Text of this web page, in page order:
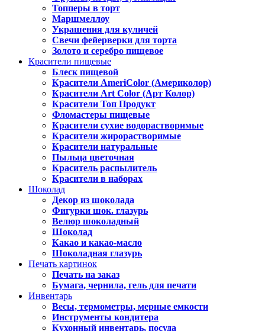
Топперы в торт
Маршмеллоу
Украшения для куличей
Свечи фейерверки для торта
Золото и серебро пищевое
Красители пищевые
Блеск пищевой
Красители AmeriColor (Америколор)
Красители Art Color (Арт Колор)
Красители Топ Продукт
Фломастеры пищевые
Красители сухие водорастворимые
Красители жирорастворимые
Красители натуральные
Пыльца цветочная
Краситель распылитель
Красители в наборах
Шоколад
Декор из шоколада
Фигурки шок. глазурь
Велюр шоколадный
Шоколад
Какао и какао-масло
Шоколадная глазурь
Печать картинок
Печать на заказ
Бумага, чернила, гель для печати
Инвентарь
Весы, термометры, мерные емкости
Инструменты кондитера
Кухонный инвентарь, посуда